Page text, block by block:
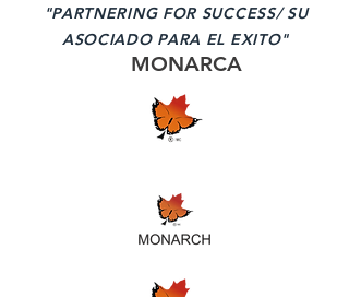
"PARTNERING FOR SUCCESS/ SU
ASOCIADO PARA EL EXITO"
MONARCA
Campamentos de Canadá